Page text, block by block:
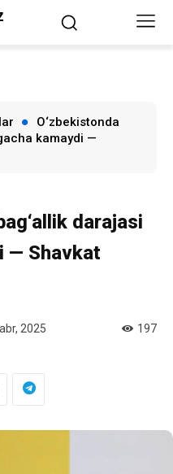
O‘zbekistonda
kamaydi —
darajasi
— Shavkat
2025 197